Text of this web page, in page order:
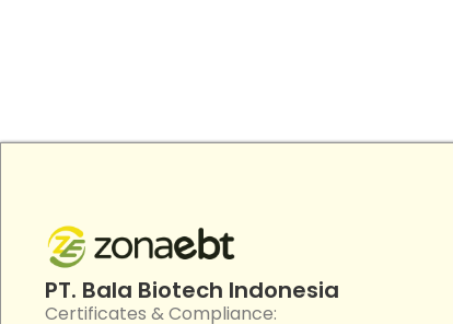
PT. Bala Biotech Indonesia
Certificates & Compliance: